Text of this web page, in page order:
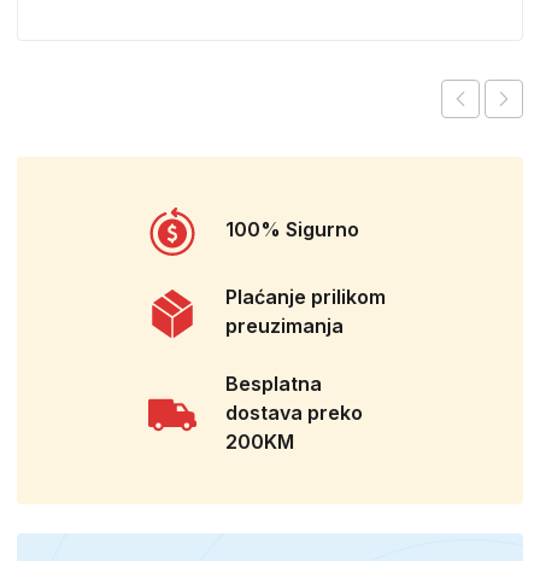
100% Sigurno
Plaćanje prilikom
preuzimanja
Besplatna
dostava preko
200KM